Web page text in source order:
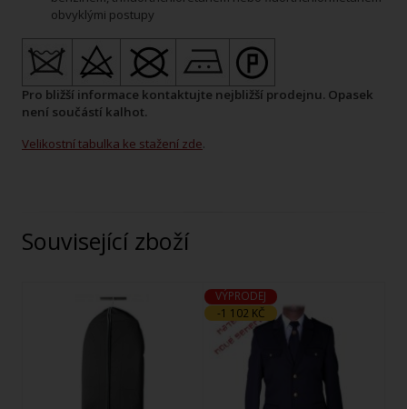
obvyklými postupy
Pro bližší informace kontaktujte nejbližší prodejnu. Opasek
není součástí kalhot.
Velikostní tabulka ke stažení zde.
Související zboží
VÝPRODEJ
-1 102 KČ